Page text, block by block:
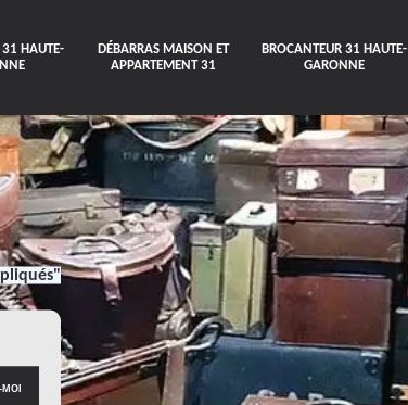
HAUTE-
DÉBARRAS MAISON ET
APPARTEMENT 31
BROCANTEUR 31 HAUTE-
GARONNE